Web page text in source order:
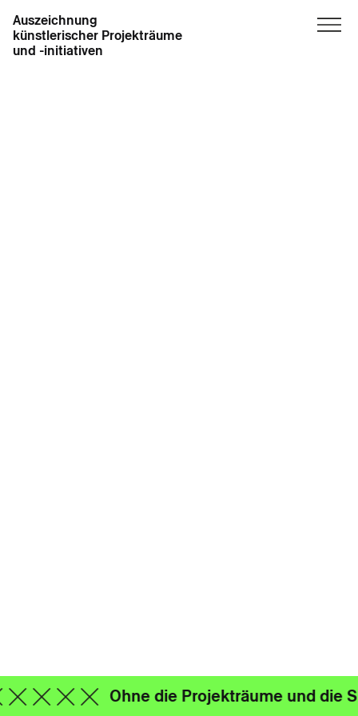
Auszeichnung
künstlerischer Projekträume
und -initiativen
Ohne die Projekträume und die